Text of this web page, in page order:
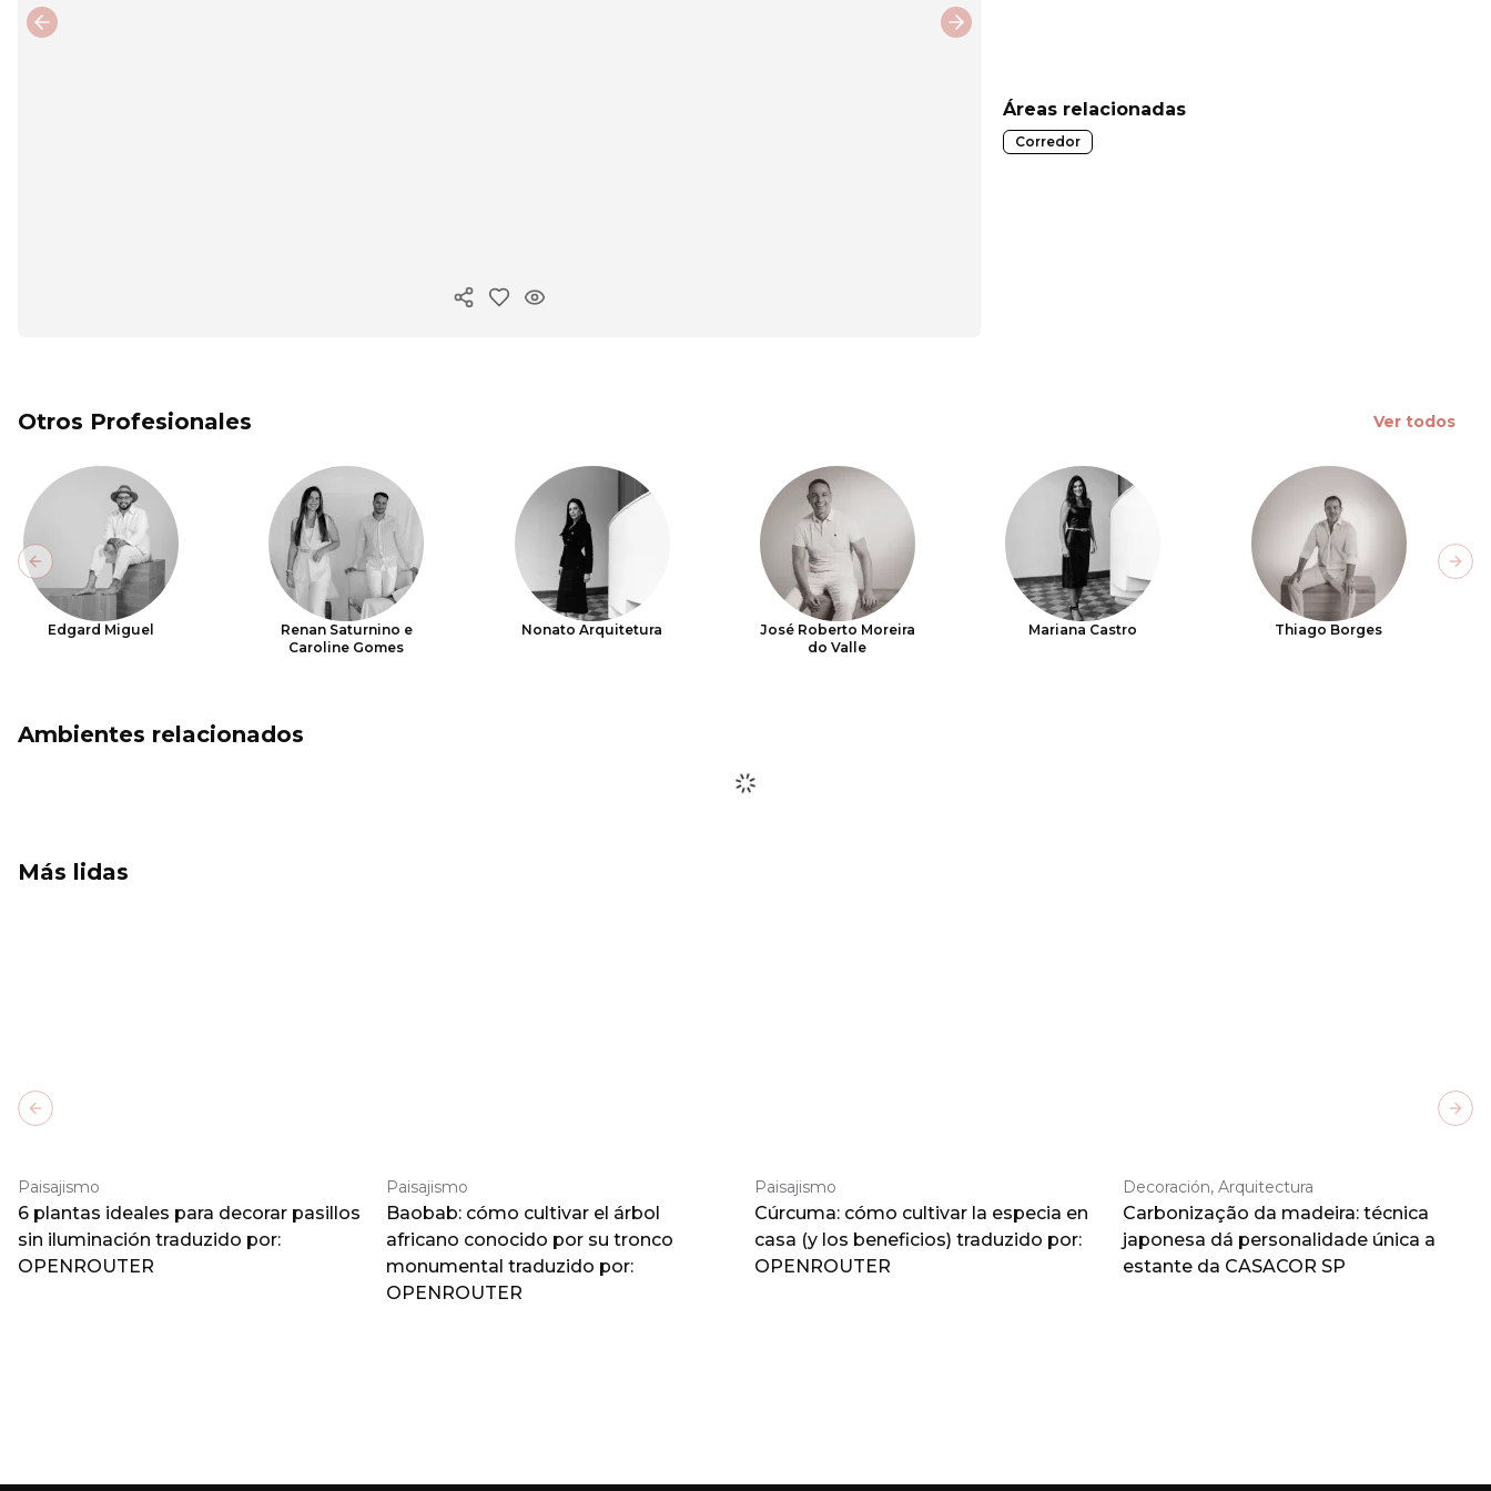
Copiar enlace
Previous slide Next slide
Áreas relacionadas
Corredor
Otros Profesionales Ver todos
Edgard Miguel
Renan Saturnino e
Caroline Gomes
Nonato Arquitetura
José Roberto Moreira
do Valle
Mariana Castro Thiago Borges
Previous slide
Ambientes relacionados
Más lidas
Paisajismo
6 plantas ideales para decorar pasillos
sin iluminación traduzido por:
OPENROUTER
Paisajismo
Baobab: cómo cultivar el árbol
africano conocido por su tronco
monumental traduzido por:
OPENROUTER
Paisajismo
Cúrcuma: cómo cultivar la especia en
casa (y los beneficios) traduzido por:
OPENROUTER
Decoración, Arquitectura
Carbonização da madeira: técnica
japonesa dá personalidade única a
estante da CASACOR SP
Previous slide